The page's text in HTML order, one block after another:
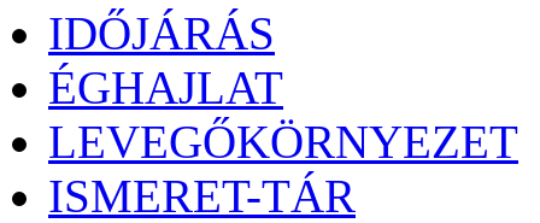
IDŐJÁRÁS
ÉGHAJLAT
LEVEGŐKÖRNYEZET
ISMERET-TÁR